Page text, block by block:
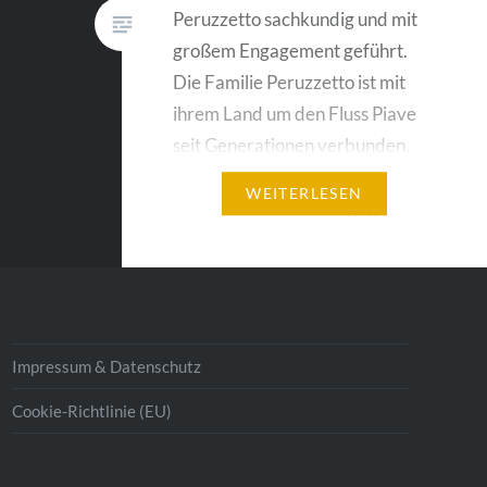
Peruzzetto sachkundig und mit
großem Engagement geführt.
Die Familie Peruzzetto ist mit
ihrem Land um den Fluss Piave
seit Generationen verbunden.
Luigi führt fort, was seit
reichen Erfahrung heraus
Vertreter…
WEITERLESEN
Impressum & Datenschutz
Cookie-Richtlinie (EU)